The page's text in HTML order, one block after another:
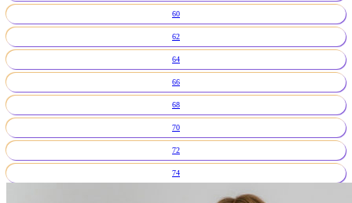
60
62
64
66
68
70
72
74